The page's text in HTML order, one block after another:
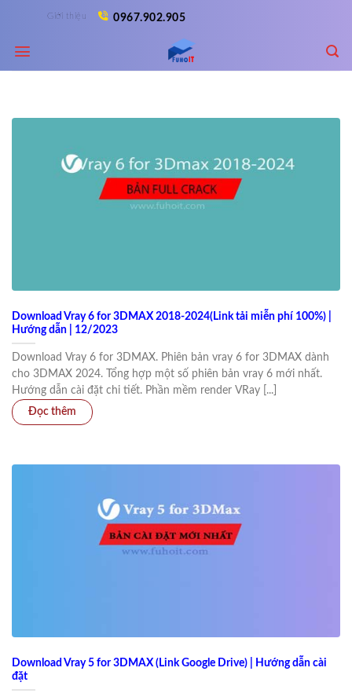
content
Giới thiệu 0967.902.905
Download Vray 6 for 3DMAX 2018-2024(Link tải miễn phí 100%) |
Hướng dẫn | 12/2023
Download Vray 6 for 3DMAX. Phiên bản vray 6 for 3DMAX dành
cho 3DMAX 2024. Tổng hợp một số phiên bản vray 6 mới nhất.
Hướng dẫn cài đặt chi tiết. Phần mềm render VRay [...]
Download Vray 5 for 3DMAX (Link Google Drive) | Hướng dẫn cài
đặt